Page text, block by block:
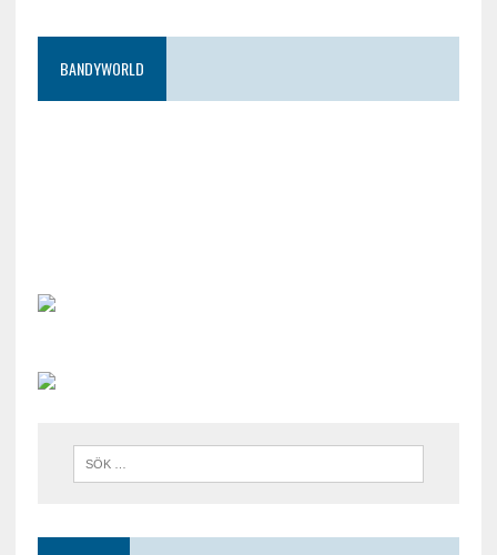
BANDYWORLD